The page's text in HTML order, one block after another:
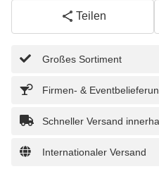
Teilen
Großes Sortiment
Firmen- &
Schneller Versand
Internationaler Versand